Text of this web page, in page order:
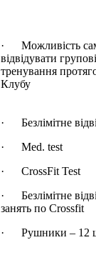
· Можливість
відвідувати
тренування
Клубу
· Безлімітне
· Med. test
· CrossFit Test
· Безлімітне
занять по Crossfit
· Рушники – 12